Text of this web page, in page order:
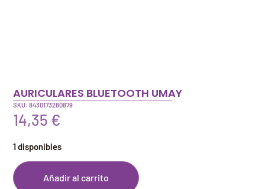
AURICULARES BLUETOOTH UMAY
SKU: 8430173280879
14,35 €
1 disponibles
Añadir al carrito